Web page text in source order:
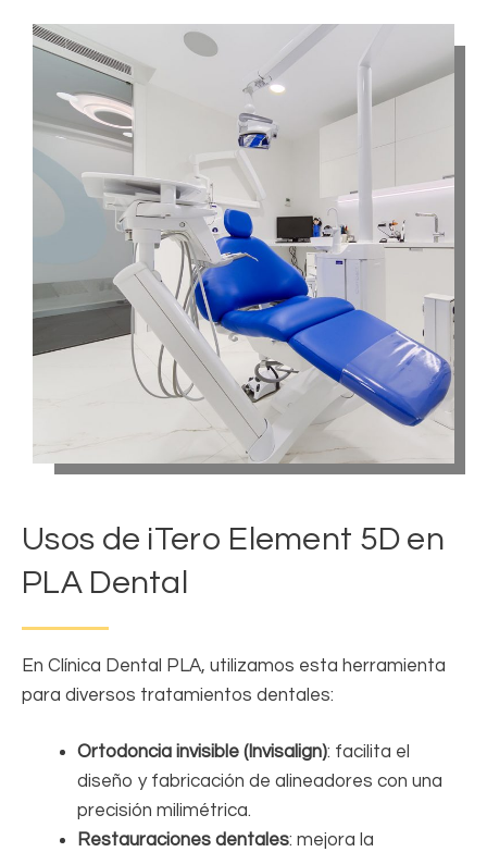
Usos de iTero Element 5D en
PLA Dental
En Clínica Dental PLA, utilizamos esta herramienta
para diversos tratamientos dentales:
Ortodoncia invisible (Invisalign): facilita el
diseño y fabricación de alineadores con una
precisión milimétrica.
Restauraciones dentales: mejora la